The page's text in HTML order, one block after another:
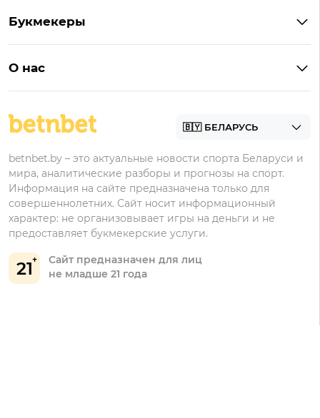
БК для ставок на киберспорт
Бонус на депозит
Бонусы Бетера
Бонусы Винлайн
Букмекеры
Марафонбет
О нас
21
Сайт предназначен для лиц
не младше 21 года
betnbet.by – это актуальные новости спорта Беларуси и
мира, аналитические разборы и прогнозы на спорт.
Информация на сайте предназначена только для
совершеннолетних. Сайт носит информационный
характер: не организовывает игры на деньги и не
предоставляет букмекерские услуги.